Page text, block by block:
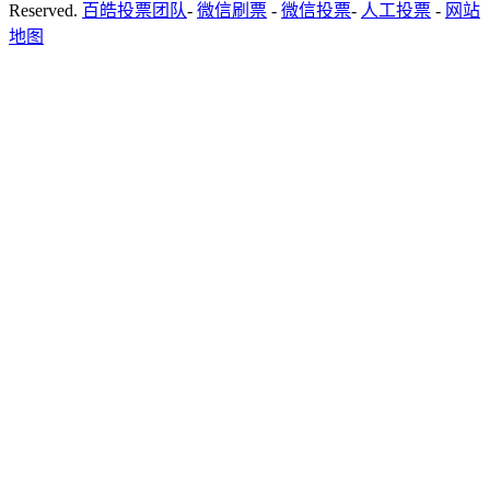
Reserved. 百皓投票团队- 微信刷票 - 微信投票- 人工投票 - 网站
地图